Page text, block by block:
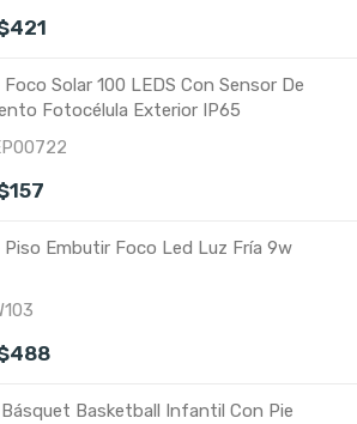
421
Solar 100 LEDS Con Sensor De
Fotocélula Exterior IP65
157
Piso Embutir Foco Led Luz Fría 9w
488
Basketball Infantil Con Pie